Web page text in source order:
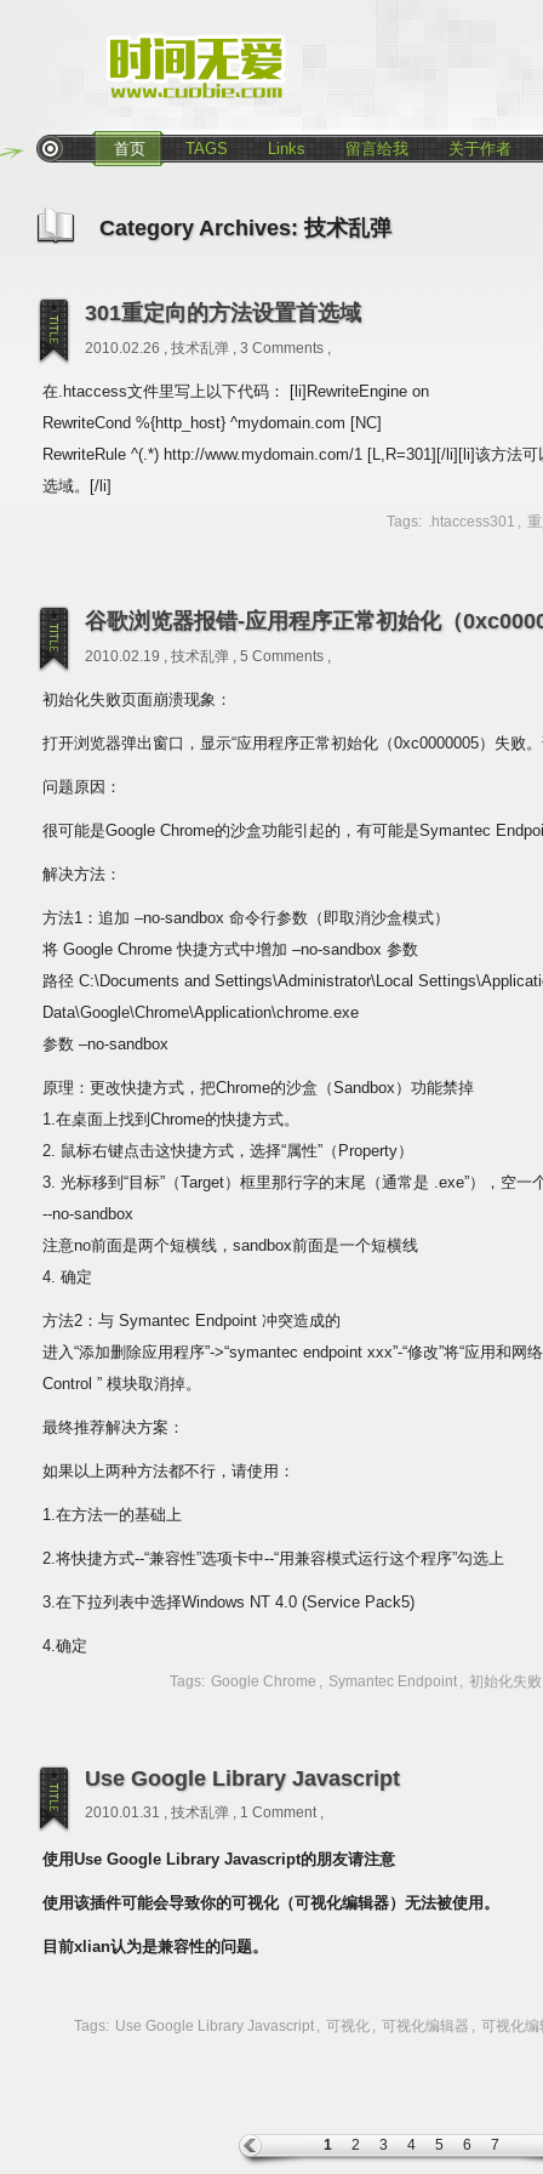
首页 TAGS Links 留言给我 关于作者
Category Archives:技术乱弹
301重定向的方法设置首选域
2010.02.26 , 技术乱弹 , 3 Comments ,
在.htaccess文件里写上以下代码： [li]RewriteEngine on
RewriteCond %{http_host} ^mydomain.com [NC]
RewriteRule ^(.*) http://www.mydomain.com/1 [L,R=301][/li][li]该方法
选域。[/li]
Tags: .htaccess301 ,
谷歌浏览器报错-应用程序正常初始化（
2010.02.19 , 技术乱弹 , 5 Comments ,
初始化失败页面崩溃现象：
打开浏览器弹出窗口，显示“应用程序正常初始化（0xc0000005）失败。
问题原因：
很可能是Google Chrome的沙盒功能引起的，有可能是Symantec
解决方法：
方法1：追加 –no-sandbox 命令行参数（即取消沙盒模式）
将 Google Chrome 快捷方式中增加 –no-sandbox 参数
路径 C:\Documents and Settings\Administrator\Local
Data\Google\Chrome\Application\chrome.exe
参数 –no-sandbox
原理：更改快捷方式，把Chrome的沙盒（Sandbox）功能禁掉
1.在桌面上找到Chrome的快捷方式。
2. 鼠标右键点击这快捷方式，选择“属性”（Property）
3. 光标移到“目标”（Target）框里那行字的末尾（通常是 .exe”），空一
--no-sandbox
注意no前面是两个短横线，sandbox前面是一个短横线
4. 确定
方法2：与 Symantec Endpoint 冲突造成的
进入“添加删除应用程序”->“symantec endpoint xxx”-“修改”将“应用和网
Control ” 模块取消掉。
最终推荐解决方案：
如果以上两种方法都不行，请使用：
1.在方法一的基础上
2.将快捷方式--“兼容性”选项卡中--“用兼容模式运行这个程序”勾选上
3.在下拉列表中选择Windows NT 4.0 (Service Pack5)
4.确定
Tags: Google Chrome , Symantec Endpoint , 初始化失败
Use Google Library Javascript
2010.01.31 , 技术乱弹 , 1 Comment,
使用Use Google Library Javascript的朋友请注意
使用该插件可能会导致你的可视化（可视化编辑器）无法被使用。
目前xlian认为是兼容性的问题。
Tags: Use Google Library Javascript , 可视化 , 可视化编辑器 , 可视化编
1 2 3 4 5 6 7